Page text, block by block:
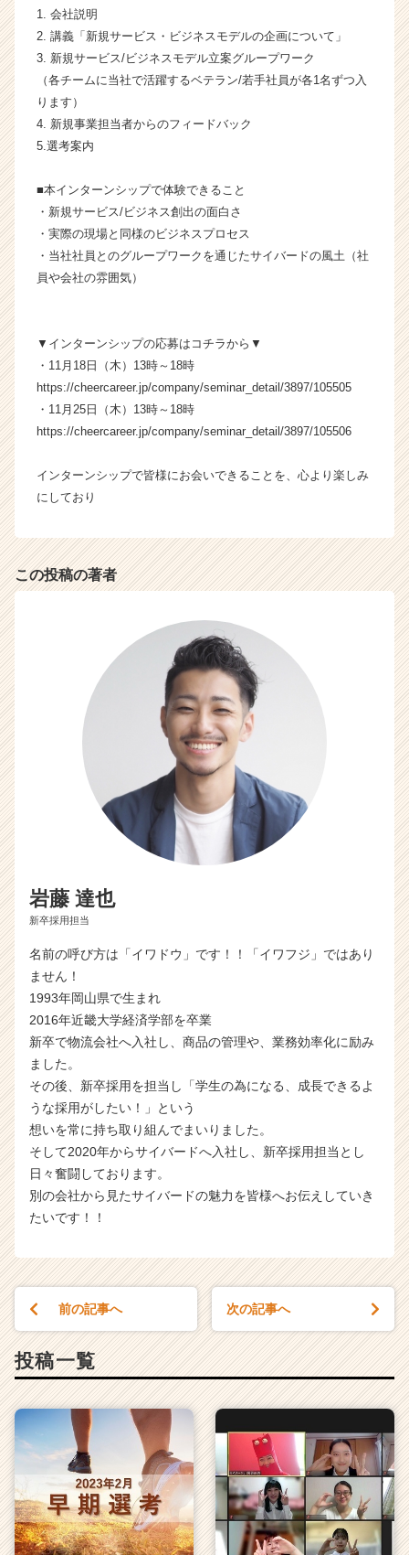
ウ
ト
が
く
イ
ト
チ
ア
（C
h
e
e
r
r
r）
1. 会社説明
2. 講義「新規サービス・ビジネスモデルの企画について」
3. 新規サービス/ビジネスモデル立案グループワーク
（各チームに当社で活躍するベテラン/若手社員が各1名ずつ入
ります）
4. 新規事業担当者からのフィードバック
5.選考案内
■本インターンシップで体験できること
・新規サービス/ビジネス創出の面白さ
・実際の現場と同様のビジネスプロセス
・当社社員とのグループワークを通じたサイバードの風土（社
員や会社の雰囲気）
▼インターンシップの応募はコチラから▼
・11月18日（木）13時～18時
https://cheercareer.jp/company/seminar_detail/3897/105505
・11月25日（木）13時～18時
https://cheercareer.jp/company/seminar_detail/3897/105506
インターンシップで皆様にお会いできることを、心より楽しみ
にしており
この投稿の著者
岩藤 達也
新卒採用担当
名前の呼び方は「イワドウ」です！！「イワフジ」ではあり
ません！
1993年岡山県で生まれ
2016年近畿大学経済学部を卒業
新卒で物流会社へ入社し、商品の管理や、業務効率化に励み
ました。
その後、新卒採用を担当し「学生の為になる、成長できるよ
うな採用がしたい！」という
想いを常に持ち取り組んでまいりました。
そして2020年からサイバードへ入社し、新卒採用担当とし
日々奮闘しております。
別の会社から見たサイバードの魅力を皆様へお伝えしていき
たいです！！
前の記事へ 次の記事へ
投稿一覧